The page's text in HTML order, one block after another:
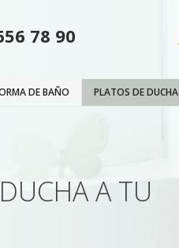
78 90
DE BAÑO PLATOS DE DUCHA
A TU